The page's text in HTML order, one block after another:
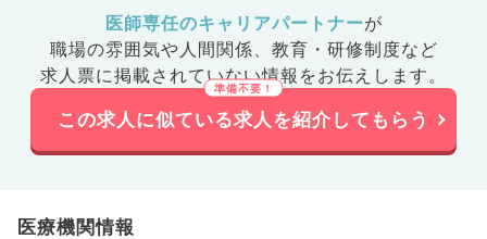
医師専任のキャリアパートナーが
職場の雰囲気や人間関係、 教育・研修制度など
求人票に掲載されていない情報をお伝えします。
この求人に似ている求人を紹介してもらう
医療機関情報